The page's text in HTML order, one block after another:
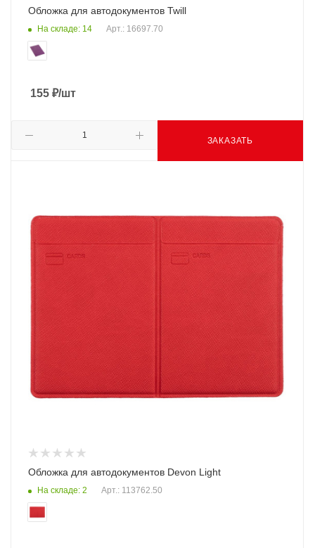
Обложка для автодокументов Twill
На складе: 14 Арт.: 16697.70
155 ₽/шт
ЗАКАЗАТЬ
Обложка для автодокументов Devon Light
На складе: 2 Арт.: 113762.50